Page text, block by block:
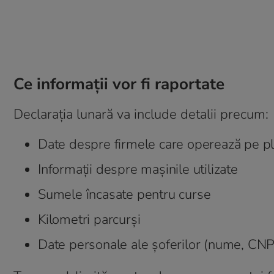
Ce informații vor fi raportate
Declarația lunară va include detalii precum:
Date despre firmele care operează pe
Informații despre mașinile utilizate
Sumele încasate pentru curse
Kilometri parcurși
Date personale ale șoferilor (nume,